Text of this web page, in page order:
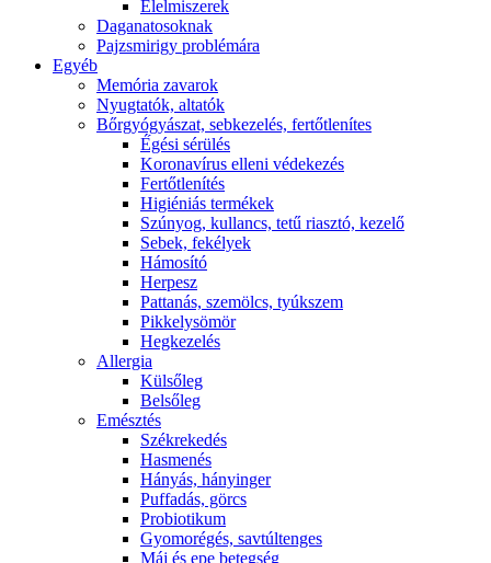
É́lelmiszerek
Daganatosoknak
Pajzsmirigy problémára
Egyéb
Memória zavarok
Nyugtatók, altatók
Bőrgyógyászat, sebkezelés, fertőtlenítes
É́gési sérülés
Koronavírus elleni védekezés
Fertőtlenítés
Higiéniás termékek
Szúnyog, kullancs, tetű riasztó, kezelő
Sebek, fekélyek
Hámosító
Herpesz
Pattanás, szemölcs, tyúkszem
Pikkelysömör
Hegkezelés
Allergia
Külsőleg
Belsőleg
Emésztés
Székrekedés
Hasmenés
Hányás, hányinger
Puffadás, görcs
Probiotikum
Gyomorégés, savtúltenges
Máj és epe betegség